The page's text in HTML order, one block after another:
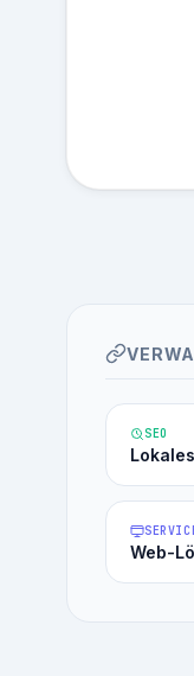
SEO
Web-